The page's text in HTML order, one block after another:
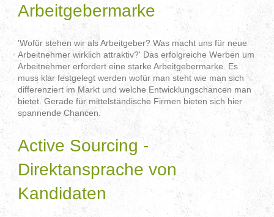
Arbeitgebermarke
'Wofür stehen wir als Arbeitgeber? Was macht uns für neue
Arbeitnehmer wirklich attraktiv?' Das erfolgreiche Werben um
Arbeitnehmer erfordert eine starke Arbeitgebermarke. Es
muss klar festgelegt werden wofür man steht wie man sich
differenziert im Markt und welche Entwicklungschancen man
bietet. Gerade für mittelständische Firmen bieten sich hier
spannende Chancen.
Active Sourcing -
Direktansprache von
Kandidaten